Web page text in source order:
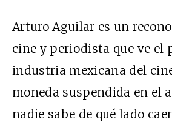
Arturo Aguilar es un
cine y periodista que ve el
industria mexicana del
moneda suspendida en el
nadie sabe de qué lado